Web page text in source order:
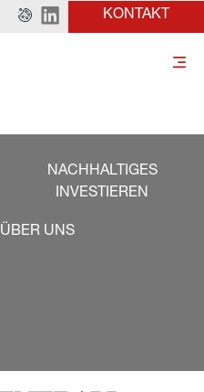
KONTAKT
NACHHALTIGES
INVESTIEREN
ÜBER UNS